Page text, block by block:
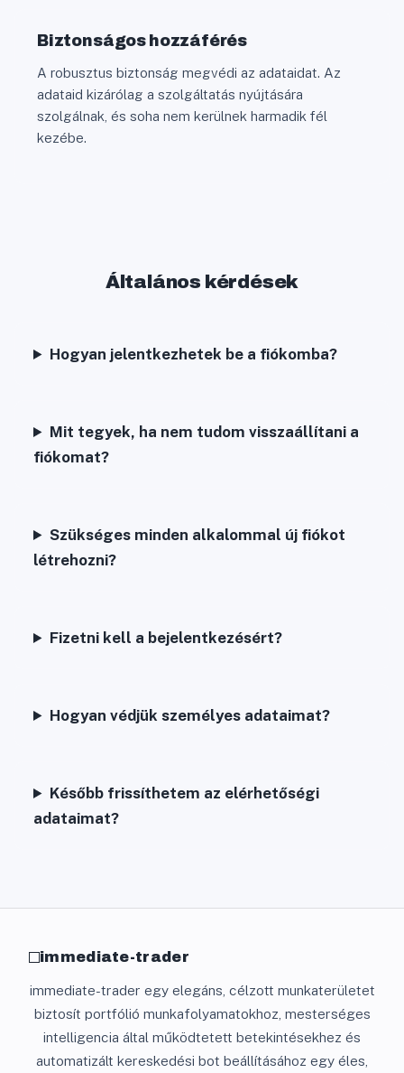
Biztonságos hozzáférés
A robusztus biztonság megvédi az adataidat. Az
adataid kizárólag a szolgáltatás nyújtására
szolgálnak, és soha nem kerülnek harmadik fél
kezébe.
Általános kérdések
Hogyan jelentkezhetek be a fiókomba?
Mit tegyek, ha nem tudom visszaállítani a
fiókomat?
Szükséges minden alkalommal új fiókot
létrehozni?
Fizetni kell a bejelentkezésért?
Hogyan védjük személyes adataimat?
Később frissíthetem az elérhetőségi
adataimat?
immediate-trader
immediate-trader egy elegáns, célzott munkaterületet
biztosít portfólió munkafolyamatokhoz, mesterséges
intelligencia által működtetett betekintésekhez és
automatizált kereskedési bot beállításához egy éles,